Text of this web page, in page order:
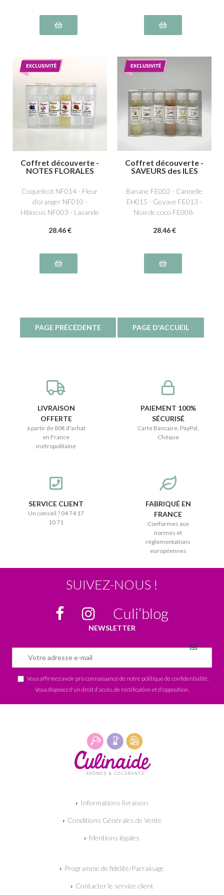
Coffret découverte -
NOTES FLORALES
Coquelicot NF014 - Fleur
d'oranger NF010 -
Hibiscus NF003 - Lavande
Violette NF009
28.46 €
Coffret découverte -
SAVEURS des ILES
Banane FE002 - Cannelle
EH015 - Goyave FE013 -
Noix de coco FE008-
NS011
28.46 €
LIVRAISON
OFFERTE
à partir de 80€ d'achat
en France
métropolitaine
PAIEMENT 100%
SÉCURISÉ
Carte Bancaire, PayPal,
Chèque
SERVICE CLIENT
Un conseil ? 04 74 17
10 71
FABRIQUÉ EN
FRANCE
Conformes aux
normes et
réglementations
européennes
SUIVEZ-NOUS !
Culi’blog
NEWSLETTER
Vous affirmez avoir pris connaissance de notre politique de confidentialité
Vous disposez d'un droit d'accès, de rectification et d'opposition.
Informations livraison
Conditions Générales de Vente
Mentions légales
Programme de fidélité/Parrainage
Contacter le service client